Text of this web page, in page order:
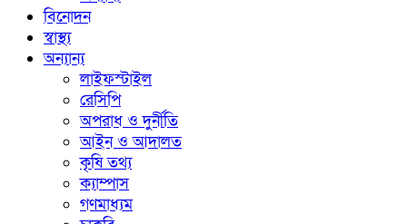
বিনোদন
স্বাস্থ্য
অন্যান্য
লাইফস্টাইল
রেসিপি
অপরাধ ও দুর্নীতি
আইন ও আদালত
কৃষি তথ্য
ক্যাম্পাস
গণমাধ্যম